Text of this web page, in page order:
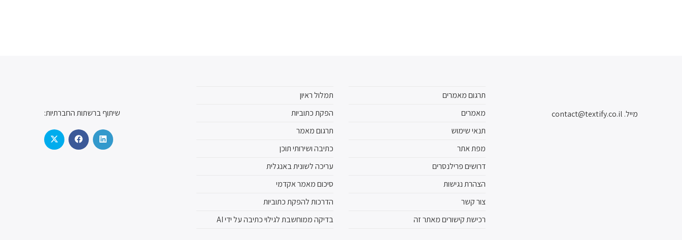
מייל. contact@textify.co.il
תרגום מאמרים
מאמרים
תנאי שימוש
מפת אתר
דרושים פרילנסרים
הצהרת נגישות
צור קשר
רכישת קישורים מאתר זה
תמלול ראיון
הפקת כתוביות
תרגום מאמר
כתיבה ושירותי תוכן
עריכה לשונית באנגלית
סיכום מאמר אקדמי
הדרכות להפקת כתוביות
בדיקה ממוחשבת לגילוי כתיבה על ידי AI
שיתוף ברשתות החברתיות: